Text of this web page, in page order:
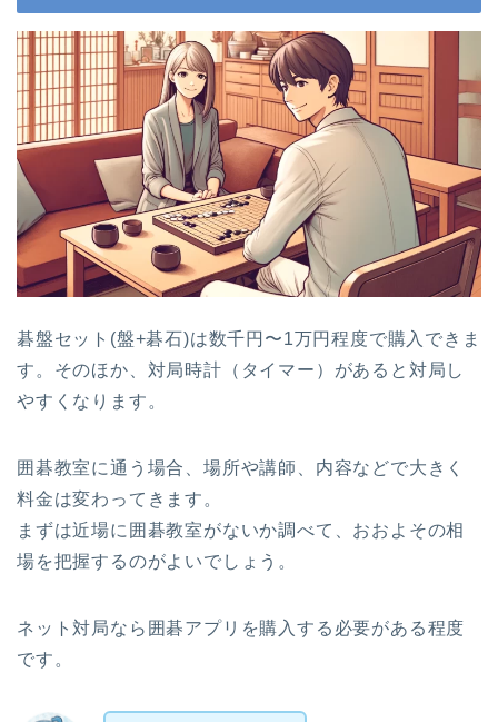
碁盤セット(盤+碁石)は数千円〜1万円程度で購入できま
す。そのほか、対局時計（タイマー）があると対局し
やすくなります。
囲碁教室に通う場合、場所や講師、内容などで大きく
料金は変わってきます。
まずは近場に囲碁教室がないか調べて、おおよその相
場を把握するのがよいでしょう。
ネット対局なら囲碁アプリを購入する必要がある程度
です。